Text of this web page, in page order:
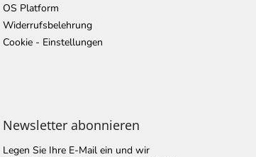
OS Platform
Widerrufsbelehrung
Cookie - Einstellungen
Newsletter abonnieren
Legen Sie Ihre E-Mail ein und wir